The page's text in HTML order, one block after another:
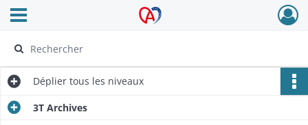
Archives Alsace - Colmar
Ouvrir le menu déroulant
Déplier tous les niveaux
3T Archives